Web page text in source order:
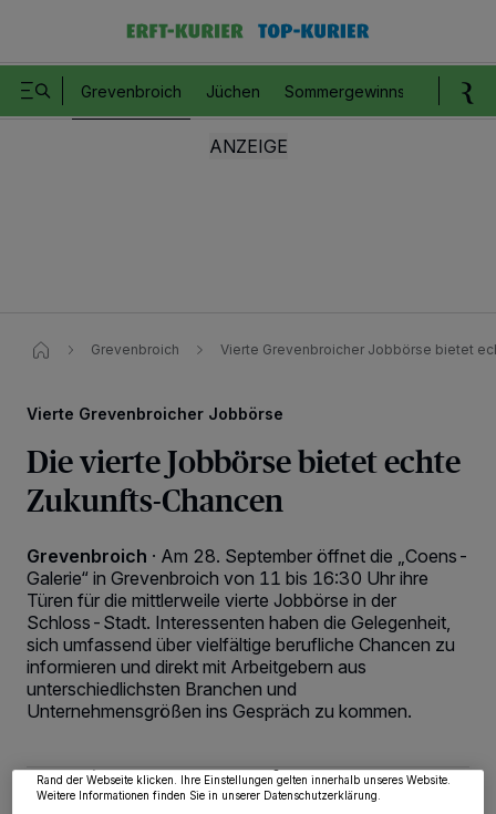
Grevenbroich Jüchen Sommergewinnspiel
Grevenbroich Vierte Grevenbroicher Jobbörse bietet
Vierte Grevenbroicher Jobbörse
Die vierte Jobbörse bietet echte
Zukunfts-Chancen
Grevenbroich · Am 28. September öffnet die „Coens-
Galerie“ in Grevenbroich von 11 bis 16:30 Uhr ihre
Türen für die mittlerweile vierte Jobbörse in der
Schloss-Stadt. Interessenten haben die Gelegenheit,
sich umfassend über vielfältige berufliche Chancen zu
informieren und direkt mit Arbeitgebern aus
unterschiedlichsten Branchen und
Unternehmensgrößen ins Gespräch zu kommen.
24.09.2025 , 00:26 Uhr 2 Minuten Lesezeit
-Partner speichern und greifen auf personenbezogene Daten
wie Browserdaten oder eindeutige Kennungen auf Ihrem Gerät zu. Durch Auswahl
von OK aktivieren Sie Tracking-Technologien für die unter „Wir und unsere
Partner verarbeiten Daten, um Ihnen Dienste bereitzustellen“ aufgeführten
Zwecke. Wenn Tracker deaktiviert sind, sind manche Inhalte und Anzeigen
Rand der Webseite klicken. Ihre Einstellungen gelten innerhalb unseres Website.
Weitere Informationen finden Sie in unserer Datenschutzerklärung.